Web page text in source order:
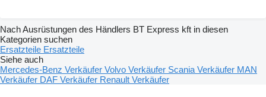
Nach Ausrüstungen des Händlers BT Express kft in diesen
Kategorien suchen
Ersatzteile Ersatzteile
Siehe auch
Mercedes-Benz Verkäufer Volvo Verkäufer Scania Verkäufer MAN
Verkäufer DAF Verkäufer Renault Verkäufer